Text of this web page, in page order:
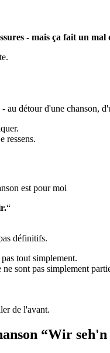
- mais ça fait un mal
détour d'une chanson,
ressens.
est pour moi
“
définitifs.
tout simplement.
sont pas simplement
de l'avant.
“Wir